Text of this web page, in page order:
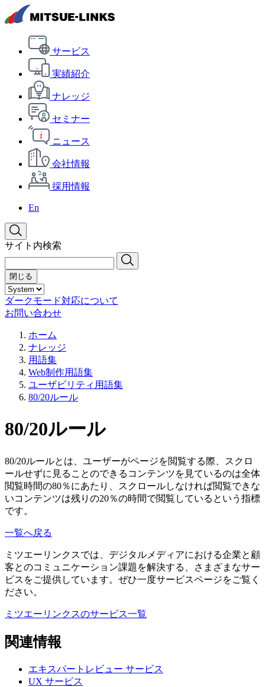
サービス
実績紹介
ナレッジ
セミナー
ニュース
会社情報
採用情報
En
サイト内検索
閉じる
ダークモード対応について
お問い合わせ
ホーム
ナレッジ
用語集
Web制作用語集
ユーザビリティ用語集
80/20ルール
80/20ルール
80/20ルールとは、ユーザーがページを閲覧する際、スクロ
ールせずに見ることのできるコンテンツを見ているのは全体
閲覧時間の80％にあたり、スクロールしなければ閲覧できな
いコンテンツは残りの20％の時間で閲覧しているという指標
です。
一覧へ戻る
ミツエーリンクスでは、デジタルメディアにおける企業と顧
客とのコミュニケーション課題を解決する、さまざまなサー
ビスをご提供しています。ぜひ一度サービスページをご覧く
ださい。
ミツエーリンクスのサービス一覧
関連情報
エキスパートレビュー サービス
UX サービス